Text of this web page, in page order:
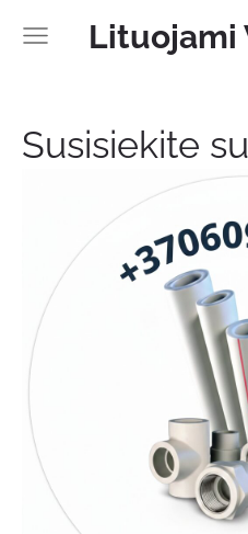
Lituojami
Susisiekite